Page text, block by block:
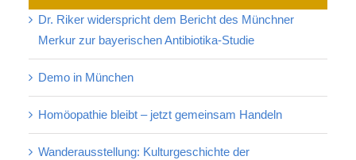
Dr. Riker widerspricht dem Bericht des Münchner
Merkur zur bayerischen Antibiotika-Studie
Demo in München
Homöopathie bleibt – jetzt gemeinsam Handeln
Wanderausstellung: Kulturgeschichte der